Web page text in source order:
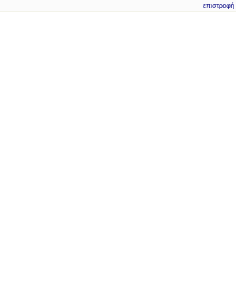
επιστροφή